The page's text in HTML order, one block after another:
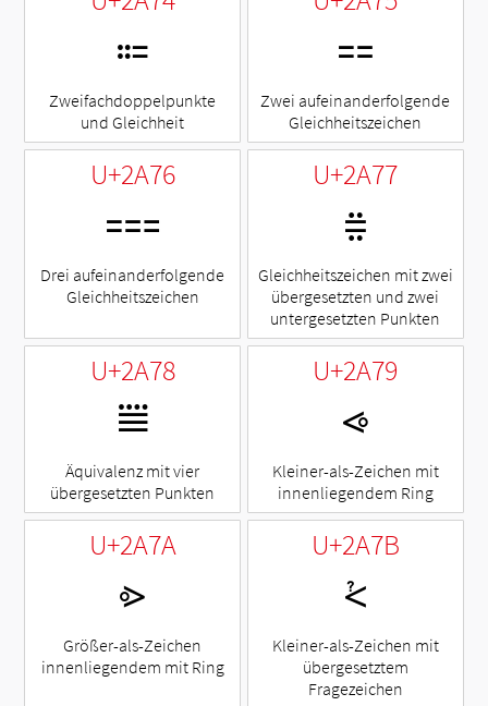
⩴
Zweifachdoppelpunkte
und Gleichheit
⩵
Zwei aufeinanderfolgende
Gleichheitszeichen
U+2A76
⩶
Drei aufeinanderfolgende
Gleichheitszeichen
U+2A77
⩷
Gleichheitszeichen mit zwei
übergesetzten und zwei
untergesetzten Punkten
U+2A78
⩸
Äquivalenz mit vier
übergesetzten Punkten
U+2A79
⩹
Kleiner-als-Zeichen mit
innenliegendem Ring
U+2A7A
⩺
Größer-als-Zeichen
innenliegendem mit Ring
U+2A7B
⩻
Kleiner-als-Zeichen mit
übergesetztem
Fragezeichen